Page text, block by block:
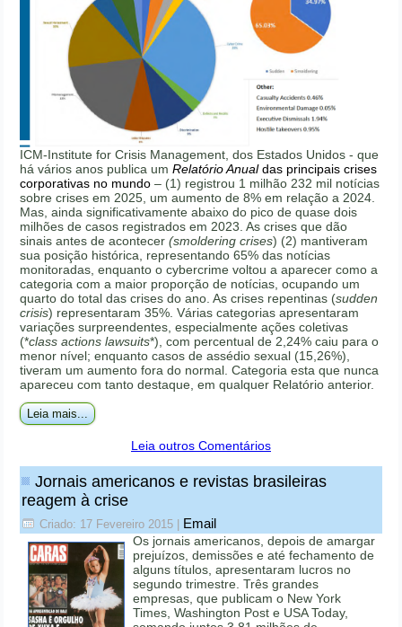
ICM-Institute for Crisis Management, dos Estados Unidos - que
há vários anos publica umRelatório Anualdas principais crises
corporativas no mundo – (1) registrou 1 milhão 232 mil notícias
sobre crises em 2025, um aumento de 8% em relação a 2024.
Mas, ainda significativamente abaixo do pico de quase dois
milhões de casos registrados em 2023. As crises que dão
sinais antes de acontecer(smoldering crises) (2) mantiveram
sua posição histórica, representando 65% das notícias
monitoradas, enquanto o cybercrime voltou a aparecer como a
categoria com a maior proporção de notícias, ocupando um
quarto do total das crises do ano. As crises repentinas (sudden
crisis) representaram 35%. Várias categorias apresentaram
variações surpreendentes, especialmente ações coletivas
(*class actions lawsuits*), com percentual de 2,24% caiu para o
menor nível; enquanto casos de assédio sexual (15,26%),
tiveram um aumento fora do normal. Categoria esta que nunca
apareceu com tanto destaque, em qualquer Relatório anterior.
Leia mais...
Leia outros Comentários
Jornais americanos e revistas brasileiras
reagem à crise
Criado: 17 Fevereiro 2015 Email
Os jornais americanos, depois de amargar
prejuízos, demissões e até fechamento de
alguns títulos, apresentaram lucros no
segundo trimestre. Três grandes
empresas, que publicam o New York
Times, Washington Post e USA Today,